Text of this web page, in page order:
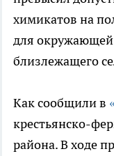
химикатов на
для
близлежащего
Как сообщили в
крестьянско-
района. В ходе